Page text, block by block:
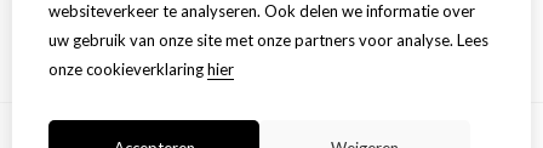
Verzending
Disclaimer
Betuws Best
websiteverkeer te analyseren. Ook delen we informatie over
uw gebruik van onze site met onze partners voor analyse. Lees
onze cookieverklaringhier